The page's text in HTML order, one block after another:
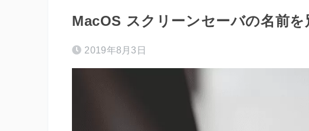
MacOS スクリーンセーバの名前
2019年8月3日